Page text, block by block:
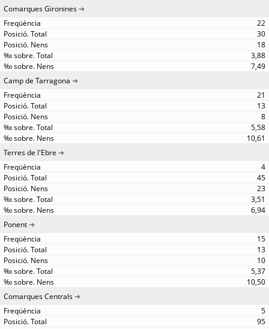
Comarques Gironines
22
30
18
3,88
7,49
Camp de Tarragona
21
13
8
5,58
10,61
Terres de l'Ebre
4
45
23
3,51
6,94
Ponent
15
13
10
5,37
10,50
Comarques Centrals
5
95